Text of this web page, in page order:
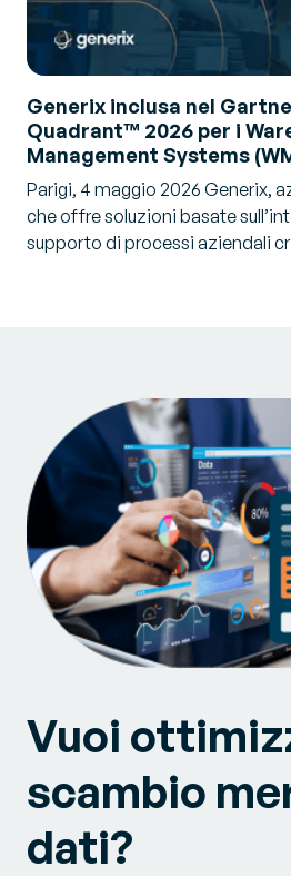
Generix inclusa nel
Quadrant™ 2026 per i
Management Systems
Parigi, 4 maggio 2026 Generix,
che offre soluzioni basate
supporto di processi aziendali
Vuoi
scambio
dati?